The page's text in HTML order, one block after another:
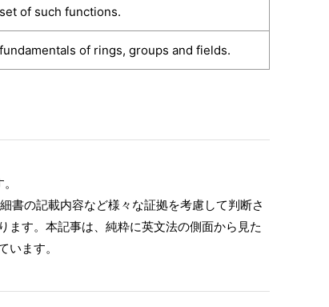
of such functions.
of rings, groups and fields.
書の記載内容など様々な証拠を考慮して判断さ
ます。本記事は、純粋に英文法の側面から見た
ます。